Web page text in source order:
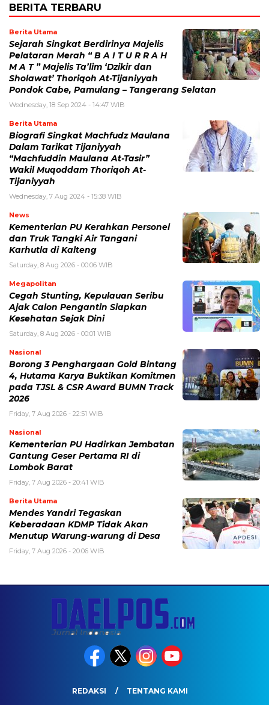
BERITA TERBARU
Berita Utama
Sejarah Singkat Berdirinya Majelis
Pelataran Merah “ B A I T U R R A H
M A T ” Majelis Ta’lim ‘Dzikir dan
Sholawat’ Thoriqoh At-Tijaniyyah
Pondok Cabe, Pamulang – Tangerang Selatan
Wednesday, 18 Sep 2024 - 14:47 WIB
Berita Utama
Biografi Singkat Machfudz Maulana
Dalam Tarikat Tijaniyyah
“Machfuddin Maulana At-Tasir”
Wakil Muqoddam Thoriqoh At-
Tijaniyyah
Wednesday, 7 Aug 2024 - 15:38 WIB
News
Kementerian PU Kerahkan Personel
dan Truk Tangki Air Tangani
Karhutla di Kalteng
Saturday, 8 Aug 2026 - 00:06 WIB
Megapolitan
Cegah Stunting, Kepulauan Seribu
Ajak Calon Pengantin Siapkan
Kesehatan Sejak Dini
Saturday, 8 Aug 2026 - 00:01 WIB
Nasional
Borong 3 Penghargaan Gold Bintang
4, Hutama Karya Buktikan Komitmen
pada TJSL & CSR Award BUMN Track
2026
Friday, 7 Aug 2026 - 22:51 WIB
Nasional
Kementerian PU Hadirkan Jembatan
Gantung Geser Pertama RI di
Lombok Barat
Friday, 7 Aug 2026 - 20:41 WIB
Berita Utama
Mendes Yandri Tegaskan
Keberadaan KDMP Tidak Akan
Menutup Warung-warung di Desa
Friday, 7 Aug 2026 - 20:06 WIB
REDAKSI TENTANG KAMI